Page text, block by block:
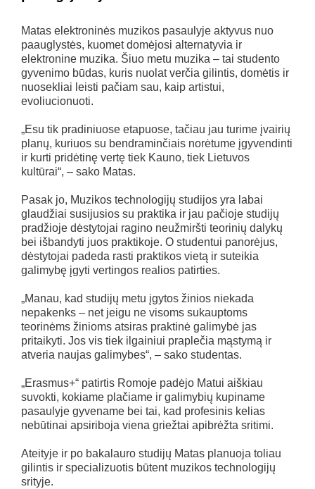
Matas elektroninės muzikos pasaulyje aktyvus nuo
paauglystės, kuomet domėjosi alternatyvia ir
elektronine muzika. Šiuo metu muzika – tai studento
gyvenimo būdas, kuris nuolat verčia gilintis, domėtis ir
nuosekliai leisti pačiam sau, kaip artistui,
evoliucionuoti.
„Esu tik pradiniuose etapuose, tačiau jau turime įvairių
planų, kuriuos su bendraminčiais norėtume įgyvendinti
ir kurti pridėtinę vertę tiek Kauno, tiek Lietuvos
kultūrai“, – sako Matas.
Pasak jo, Muzikos technologijų studijos yra labai
glaudžiai susijusios su praktika ir jau pačioje studijų
pradžioje dėstytojai ragino neužmiršti teorinių dalykų
bei išbandyti juos praktikoje. O studentui panorėjus,
dėstytojai padeda rasti praktikos vietą ir suteikia
galimybę įgyti vertingos realios patirties.
„Manau, kad studijų metu įgytos žinios niekada
nepakenks – net jeigu ne visoms sukauptoms
teorinėms žinioms atsiras praktinė galimybė jas
pritaikyti. Jos vis tiek ilgainiui praplečia mąstymą ir
atveria naujas galimybes“, – sako studentas.
„Erasmus+“ patirtis Romoje padėjo Matui aiškiau
suvokti, kokiame plačiame ir galimybių kupiname
pasaulyje gyvename bei tai, kad profesinis kelias
nebūtinai apsiriboja viena griežtai apibrėžta sritimi.
Ateityje ir po bakalauro studijų Matas planuoja toliau
gilintis ir specializuotis būtent muzikos technologijų
srityje.